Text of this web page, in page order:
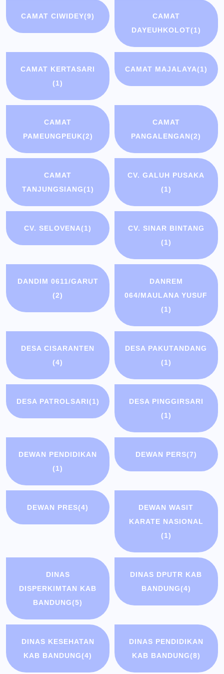
CAMAT CIWIDEY(9)
CAMAT
DAYEUHKOLOT(1)
CAMAT KERTASARI
(1)
CAMAT MAJALAYA(1)
CAMAT
PAMEUNGPEUK(2)
CAMAT
PANGALENGAN(2)
CAMAT
TANJUNGSIANG(1)
CV. GALUH PUSAKA
(1)
CV. SELOVENA(1)
CV. SINAR BINTANG
(1)
DANDIM 0611/GARUT
(2)
DANREM
064/MAULANA YUSUF
(1)
DESA CISARANTEN
(4)
DESA PAKUTANDANG
(1)
DESA PATROLSARI(1)
DESA PINGGIRSARI
(1)
DEWAN PENDIDIKAN
(1)
DEWAN PERS(7)
DEWAN PRES(4)
DEWAN WASIT
KARATE NASIONAL
(1)
DINAS
DISPERKIMTAN KAB
BANDUNG(5)
DINAS DPUTR KAB
BANDUNG(4)
DINAS KESEHATAN
KAB BANDUNG(4)
DINAS PENDIDIKAN
KAB BANDUNG(8)